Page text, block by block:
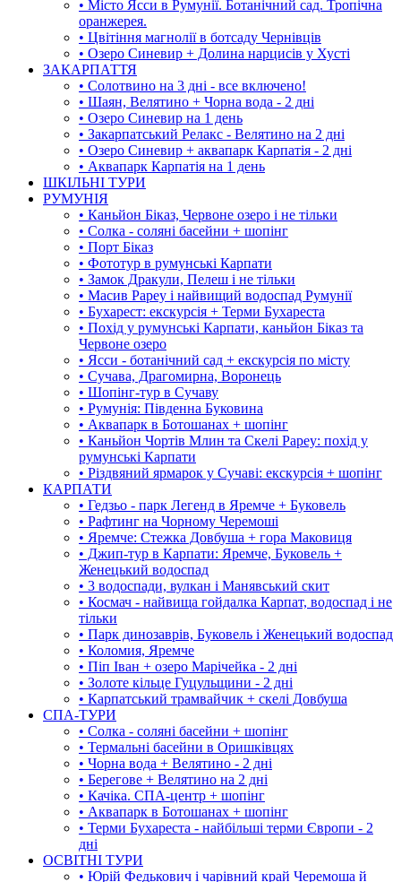
• Місто Ясси в Румунії. Ботанічний сад. Тропічна
оранжерея.
• Цвітіння магнолії в ботсаду Чернівців
• Озеро Синевир + Долина нарцисів у Хусті
ЗАКАРПАТТЯ
• Солотвино на 3 дні - все включено!
• Шаян, Велятино + Чорна вода - 2 дні
• Озеро Синевир на 1 день
• Закарпатський Релакс - Велятино на 2 дні
• Озеро Синевир + аквапарк Карпатія - 2 дні
• Аквапарк Карпатія на 1 день
ШКІЛЬНІ ТУРИ
РУМУНІЯ
• Каньйон Біказ, Червоне озеро і не тільки
• Солка - соляні басейни + шопінг
• Порт Біказ
• Фототур в румунські Карпати
• Замок Дракули, Пелеш і не тільки
• Масив Рареу і найвищий водоспад Румунії
• Бухарест: екскурсія + Терми Бухареста
• Похід у румунські Карпати, каньйон Біказ та
Червоне озеро
• Ясси - ботанічний сад + екскурсія по місту
• Сучава, Драгомирна, Воронець
• Шопінг-тур в Сучаву
• Румунія: Південна Буковина
• Аквапарк в Ботошанах + шопінг
• Каньйон Чортів Млин та Скелі Рареу: похід у
румунські Карпати
• Різдвяний ярмарок у Сучаві: екскурсія + шопінг
КАРПАТИ
• Гедзьо - парк Легенд в Яремче + Буковель
• Рафтинг на Чорному Черемоші
• Яремче: Стежка Довбуша + гора Маковиця
• Джип-тур в Карпати: Яремче, Буковель +
Женецький водоспад
• 3 водоспади, вулкан і Манявський скит
• Космач - найвища гойдалка Карпат, водоспад і не
тільки
• Парк динозаврів, Буковель і Женецький водоспад
• Коломия, Яремче
• Піп Іван + озеро Марічейка - 2 дні
• Золоте кільце Гуцульщини - 2 дні
• Карпатський трамвайчик + скелі Довбуша
СПА-ТУРИ
• Солка - соляні басейни + шопінг
• Термальні басейни в Оришківцях
• Чорна вода + Велятино - 2 дні
• Берегове + Велятино на 2 дні
• Качіка. СПА-центр + шопінг
• Аквапарк в Ботошанах + шопінг
• Терми Бухареста - найбільші терми Європи - 2
дні
ОСВІТНІ ТУРИ
• Юрій Федькович і чарівний край Черемоша й